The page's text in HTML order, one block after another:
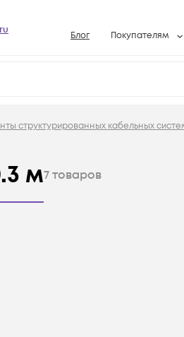
Блог Покупателям
Условия
структурированных кабельных
м7товаров